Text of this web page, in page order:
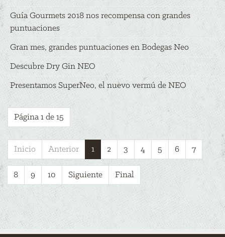
Guía Gourmets 2018 nos recompensa con grandes
puntuaciones
Gran mes, grandes puntuaciones en Bodegas Neo
Descubre Dry Gin NEO
Presentamos SuperNeo, el nuevo vermú de NEO
Página 1 de 15
Inicio Anterior 1 2 3 4 5 6 7
8 9 10 Siguiente Final